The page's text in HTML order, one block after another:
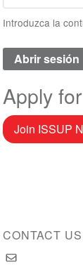
Introduzca la
Apply
Join ISSUP
CONTACT US